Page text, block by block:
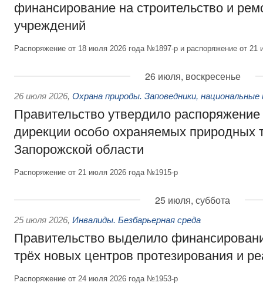
финансирование на строительство и
учреждений
Распоряжение от 18 июля 2026 года №1897-р и распоряжение от
26 июля, воскресенье
26 июля 2026, Охрана природы. Заповедники, национальные
Правительство утвердило
дирекции особо охраняемых природных
Запорожской области
Распоряжение от 21 июля 2026 года №1915-р
25 июля, суббота
25 июля 2026, Инвалиды. Безбарьерная среда
Правительство выделило
трёх новых центров протезирования и
Распоряжение от 24 июля 2026 года №1953-р